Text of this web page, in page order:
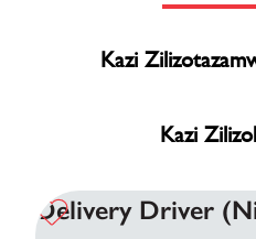
Kazi
Kazi
Delivery Driver